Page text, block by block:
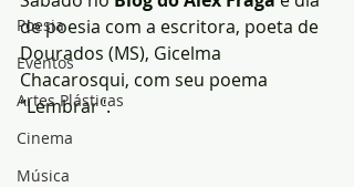
Poesia
Eventos
Artes Plásticas
Cinema
Música
de poesia com a escritora, poeta de
Dourados (MS), Gicelma
Chacarosqui, com seu poema
"Lembrar".